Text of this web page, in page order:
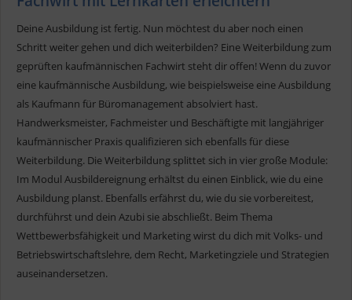
Deine Ausbildung ist fertig. Nun möchtest du aber noch einen
Schritt weiter gehen und dich weiterbilden? Eine Weiterbildung zum
geprüften kaufmännischen Fachwirt steht dir offen! Wenn du zuvor
eine kaufmännische Ausbildung, wie beispielsweise eine Ausbildung
als Kaufmann für Büromanagement absolviert hast.
Handwerksmeister, Fachmeister und Beschäftigte mit langjähriger
kaufmännischer Praxis qualifizieren sich ebenfalls für diese
Weiterbildung. Die Weiterbildung splittet sich in vier große Module:
Im Modul Ausbildereignung erhältst du einen Einblick, wie du eine
Ausbildung planst. Ebenfalls erfährst du, wie du sie vorbereitest,
durchführst und dein Azubi sie abschließt. Beim Thema
Wettbewerbsfähigkeit und Marketing wirst du dich mit Volks- und
Betriebswirtschaftslehre, dem Recht, Marketingziele und Strategien
auseinandersetzen.